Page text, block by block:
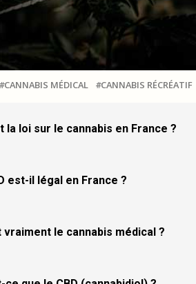
CANNABIS MÉDICAL CANNABIS RÉCRÉATIF
la loi sur le cannabis en France ?
est-il légal en France ?
vraiment le cannabis médical ?